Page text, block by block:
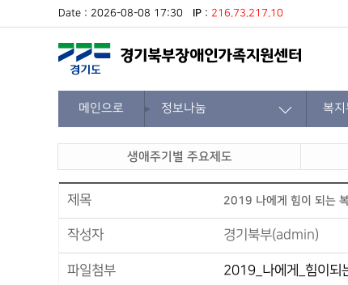
Date : 2026-08-08 17:30 IP : 216.73.217.10
메인으로 정보나눔 복지
생애주기별 주요제도
제목 2019 나에게 힘이 되는
작성자 경기북부(admin)
파일첨부 2019_나에게_힘이되